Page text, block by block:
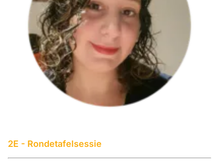
2E - Rondetafelsessie